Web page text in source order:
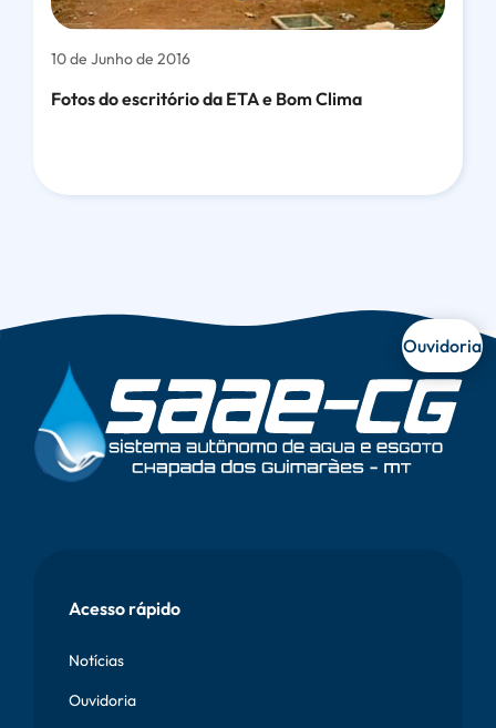
10 de Junho de 2016
Fotos do escritório da ETA e Bom Clima
Onda
Rodapé
Acesso rápido
Notícias
Ouvidoria
Ouvidoria